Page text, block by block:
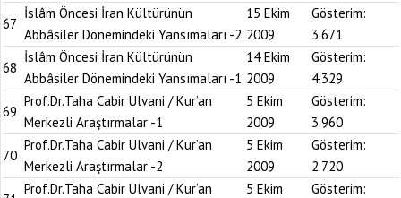
67
İslâm Öncesi İran Kültürünün
Abbâsiler Dönemindeki Yansımaları -2
15 Ekim
2009
Gösterim:
3.671
68
İslâm Öncesi İran Kültürünün
Abbâsiler Dönemindeki Yansımaları -1
14 Ekim
2009
Gösterim:
4.329
69
Prof.Dr.Taha Cabir Ulvani / Kur’an
Merkezli Araştırmalar -1
5 Ekim
2009
Gösterim:
3.960
70
Prof.Dr.Taha Cabir Ulvani / Kur’an
Merkezli Araştırmalar -2
5 Ekim
2009
Gösterim:
2.720
Prof.Dr.Taha Cabir Ulvani / Kur’an
5 Ekim
Gösterim: